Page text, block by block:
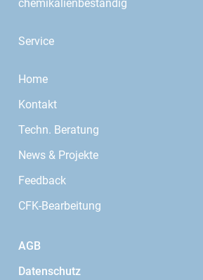
chemikalienbeständig
Service
Home
Kontakt
Techn. Beratung
News & Projekte
Feedback
CFK-Bearbeitung
AGB
Datenschutz